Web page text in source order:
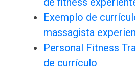
Exemplo de
massagista
Personal Fitness
de currículo